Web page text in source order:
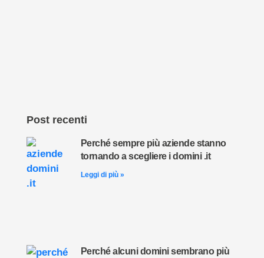
Post recenti
Perché sempre più aziende stanno
tornando a scegliere i domini .it
Leggi di più »
Perché alcuni domini sembrano più